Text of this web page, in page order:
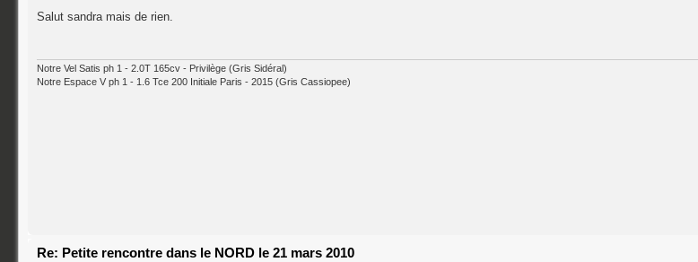
Salut sandra mais de rien.
Notre Vel Satis ph 1 - 2.0T 165cv - Privilège (Gris Sidéral)
Notre Espace V ph 1 - 1.6 Tce 200 Initiale Paris - 2015 (Gris Cassiopee)
Re: Petite rencontre dans le NORD le 21 mars 2010